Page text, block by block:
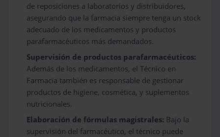
de reposiciones a laboratorios y distribuidores,
asegurando que la farmacia siempre tenga un stock
adecuado de los medicamentos y productos
parafarmacéuticos más demandados.
Supervisión de productos parafarmacéuticos:
Además de los medicamentos, el Técnico en
Farmacia también es responsable de gestionar
productos de higiene, cosmética, y suplementos
nutricionales.
Elaboración de fórmulas magistrales: Bajo la
supervisión del farmacéutico, el técnico puede